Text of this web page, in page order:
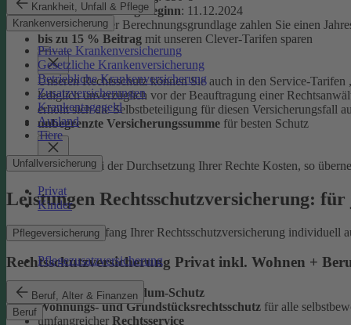
Krankheit, Unfall & Pflege
Krankenversicherung
Private Krankenversicherung
Gesetzliche Krankenversicherung
Betriebliche Krankenversicherung
Zusatzversicherungen
Krankentagegeld
Ausland
Tiere
Unfallversicherung
Privat
Kinder
Pflegeversicherung
Pflegezusatzversicherung
Beruf, Alter & Finanzen
Beruf
Versicherungsbeginn: 11.12.2024
Auf Basis dieser Berechnungsgrundlage zahlen Sie einen
bis zu 15 % Beitrag mit unseren Clever-Tarifen sparen
Unseren Rechtsschutz können Sie auch in den Service-
lediglich unverzüglich vor der Beauftragung einer
erhöht sich die Selbstbeteiligung für diesen Versicherungsfall
unbegrenzte Versicherungssumme für besten Schutz
Entstehen bei der Durchsetzung Ihrer Rechte Kosten, so
Leistungen Rechtsschutzversicherung:
Sie können den Umfang Ihrer Rechtsschutzversicherung
Rechtsschutzversicherung Privat inkl. Wohnen +
leistungsstarkerRundum-Schutz
Wohnungs- und Grundstücksrechtsschutz für alle
umfangreicher Rechtsservice